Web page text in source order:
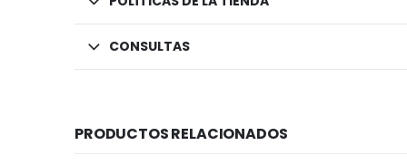
CONSULTAS
PRODUCTOS RELACIONADOS